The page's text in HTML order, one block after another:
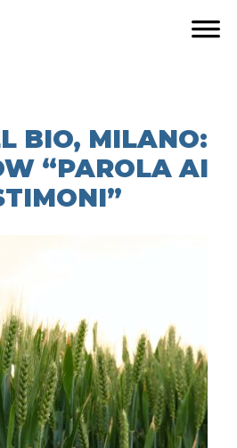
BIO, MILANO:
“PAROLA AI